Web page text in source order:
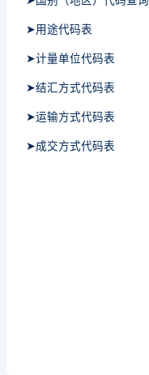
➤用途代码表
➤计量单位代码表
➤结汇方式代码表
➤运输方式代码表
➤成交方式代码表